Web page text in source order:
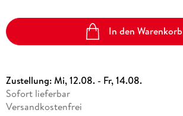
In den Warenkorb
Zustellung:Mi, 12.08. - Fr, 14.08.
Sofort lieferbar
Versandkostenfrei